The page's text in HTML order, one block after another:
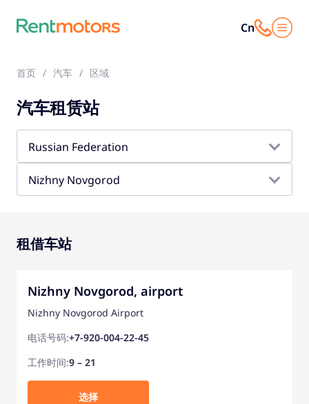
Cn
首页 汽车 区域
汽车租赁站
Russian Federation
Nizhny Novgorod
租借车站
Nizhny Novgorod, airport
Nizhny Novgorod Airport
电话号码:+7-920-004-22-45
工作时间:9 – 21
选择